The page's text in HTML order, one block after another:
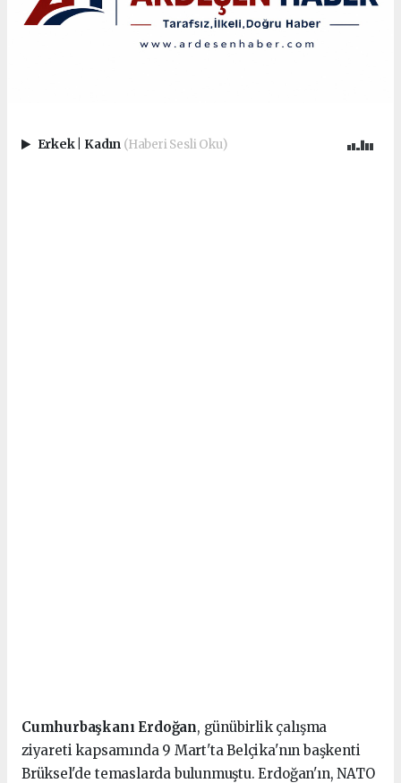
Erkek Kadın (Haberi Sesli Oku)
Cumhurbaşkanı Erdoğan, günübirlik çalışma
ziyareti kapsamında 9 Mart'ta Belçika'nın başkenti
Brüksel'de temaslarda bulunmuştu. Erdoğan'ın, NATO